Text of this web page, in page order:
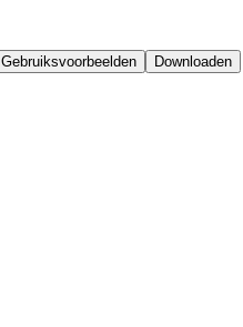
Gebruiksvoorbeelden Downloaden